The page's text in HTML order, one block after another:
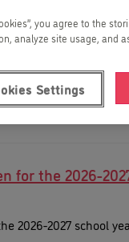
Kids&Us!
for the 2026-
2026-2027 school
you agree to the
analyze site usage, and
Settings